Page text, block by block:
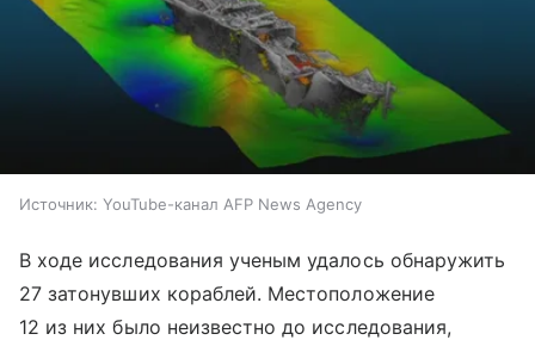
Источник: YouTube-канал AFP News Agency
В ходе исследования ученым удалось обнаружить
27 затонувших кораблей. Местоположение
12 из них было неизвестно до исследования,